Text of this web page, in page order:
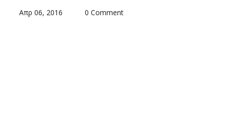
Απρ 06, 2016 0 Comment